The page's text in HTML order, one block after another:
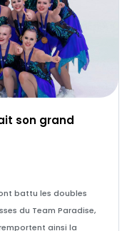
son grand
battu les doubles
du Team Paradise,
ainsi la